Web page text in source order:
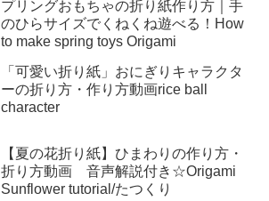
プリングおもちゃの折り紙作り方｜手
のひらサイズでくねくね遊べる！How
to make spring toys Origami
「可愛い折り紙」おにぎりキャラクタ
ーの折り方・作り方動画rice ball
character
【夏の花折り紙】ひまわりの作り方・
折り方動画 音声解説付き☆Origami
Sunflower tutorial/たつくり